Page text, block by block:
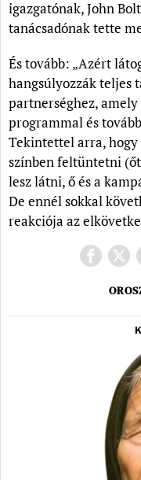
igazgatónak, John
tanácsadónak tette
És tovább: „Azért
hangsúlyozzák teljes
partnerséghez,
programmal és
Tekintettel arra,
színben feltüntetni
lesz látni, ő és a
De ennél sokkal
reakciója az